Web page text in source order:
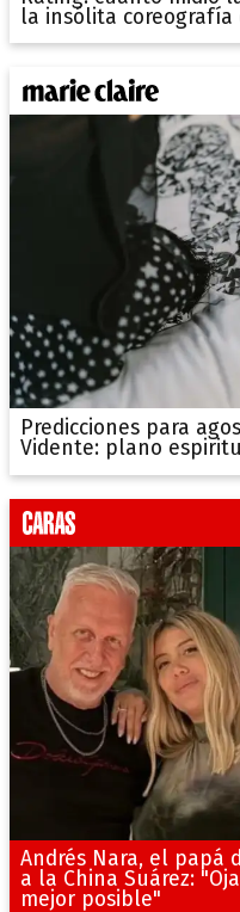
la insólita coreografía
Predicciones para
Vidente: plano
Andrés Nara, el papá
a la China Suárez:
mejor posible"